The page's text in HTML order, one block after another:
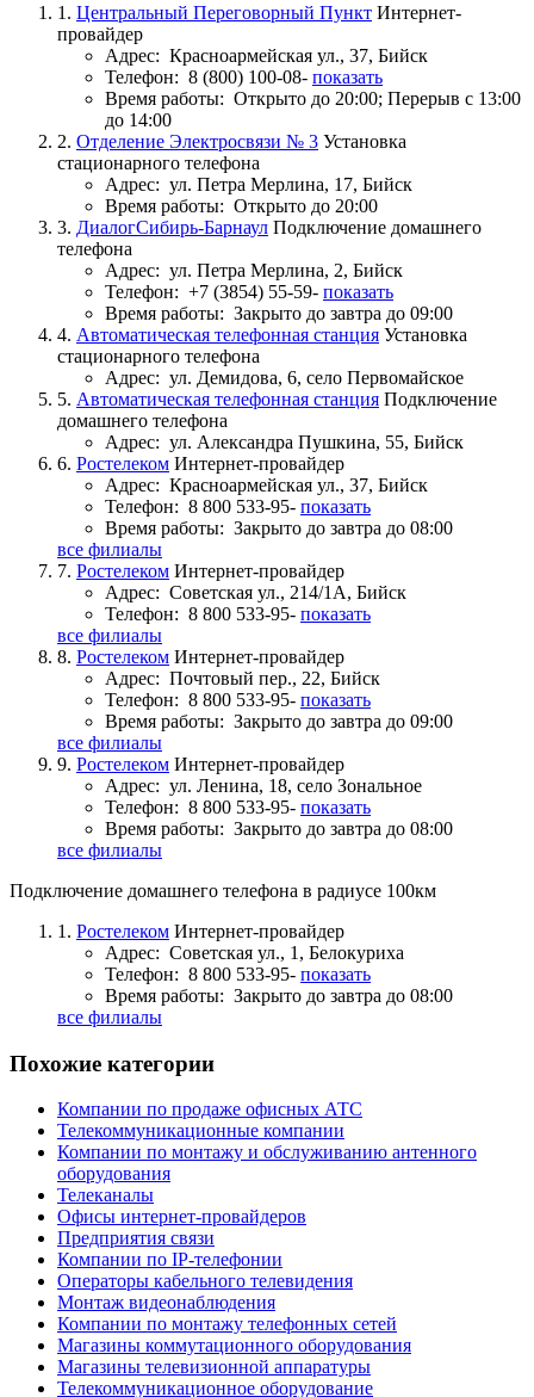
1. Центральный Переговорный Пункт Интернет-
провайдер
Адрес: Красноармейская ул., 37, Бийск
Телефон: 8 (800) 100-08- показать
Время работы: Открыто до 20:00; Перерыв с 13:00
до 14:00
2. Отделение Электросвязи № 3 Установка
стационарного телефона
Адрес: ул. Петра Мерлина, 17, Бийск
Время работы: Открыто до 20:00
3. ДиалогСибирь-Барнаул Подключение домашнего
телефона
Адрес: ул. Петра Мерлина, 2, Бийск
Телефон: +7 (3854) 55-59- показать
Время работы: Закрыто до завтра до 09:00
4. Автоматическая телефонная станция Установка
стационарного телефона
Адрес: ул. Демидова, 6, село Первомайское
5. Автоматическая телефонная станция Подключение
домашнего телефона
Адрес: ул. Александра Пушкина, 55, Бийск
6. Ростелеком Интернет-провайдер
Адрес: Красноармейская ул., 37, Бийск
Телефон: 8 800 533-95- показать
Время работы: Закрыто до завтра до 08:00
все филиалы
7. Ростелеком Интернет-провайдер
Адрес: Советская ул., 214/1А, Бийск
Телефон: 8 800 533-95- показать
все филиалы
8. Ростелеком Интернет-провайдер
Адрес: Почтовый пер., 22, Бийск
Телефон: 8 800 533-95- показать
Время работы: Закрыто до завтра до 09:00
все филиалы
9. Ростелеком Интернет-провайдер
Адрес: ул. Ленина, 18, село Зональное
Телефон: 8 800 533-95- показать
Время работы: Закрыто до завтра до 08:00
все филиалы
Подключение домашнего телефона в радиусе 100км
1. Ростелеком Интернет-провайдер
Адрес: Советская ул., 1, Белокуриха
Телефон: 8 800 533-95- показать
Время работы: Закрыто до завтра до 08:00
все филиалы
Похожие категории
Компании по продаже офисных АТС
Телекоммуникационные компании
Компании по монтажу и обслуживанию антенного
оборудования
Телеканалы
Офисы интернет-провайдеров
Предприятия связи
Компании по IP-телефонии
Операторы кабельного телевидения
Монтаж видеонаблюдения
Компании по монтажу телефонных сетей
Магазины коммутационного оборудования
Магазины телевизионной аппаратуры
Телекоммуникационное оборудование